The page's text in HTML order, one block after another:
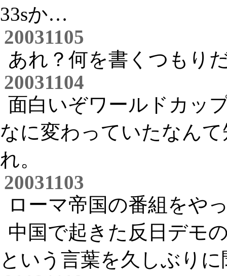
33sか…
20031105
あれ？何を書くつもり
20031104
面白いぞワールドカッ
なに変わっていたなん
れ。
20031103
ローマ帝国の番組をや
中国で起きた反日デモ
という言葉を久しぶり